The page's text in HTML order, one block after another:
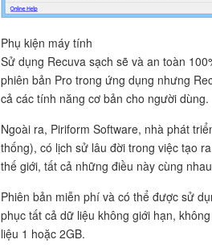
Phụ kiện máy tính
Sử dụng Recuva sạch sẽ và an toàn
phiên bản Pro trong ứng dụng nhưng
cả các tính năng cơ bản cho người dùng.
Ngoài ra, Piriform Software, nhà phát
thống), có lịch sử lâu đời trong việc tạo
thế giới, tất cả những điều này cùng
Phiên bản miễn phí và có thể được sử
phục tất cả dữ liệu không giới hạn,
liệu 1 hoặc 2GB.